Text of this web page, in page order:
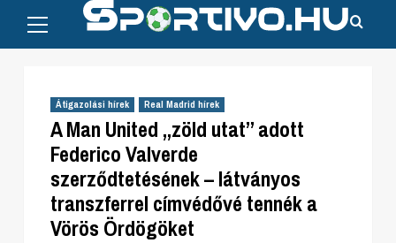
content
Menu
Átigazolási hírek Real Madrid hírek
A Man United „zöld utat” adott
Federico Valverde
szerződtetésének – látványos
transzferrel címvédővé tennék a
Vörös Ördögöket